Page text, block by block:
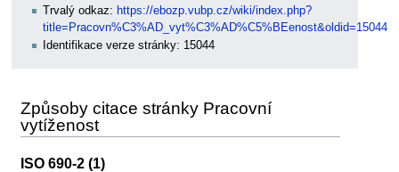
Trvalý odkaz: https://ebozp.vubp.cz/wiki/index.php?
title=Pracovn%C3%AD_vyt%C3%AD%C5%BEenost&oldid=15044
Identifikace verze stránky: 15044
Způsoby citace stránky Pracovní
vytíženost
ISO 690-2 (1)